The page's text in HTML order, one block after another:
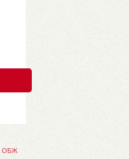
ОБЖ